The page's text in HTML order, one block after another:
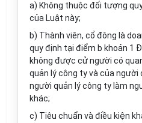
a) Không thuộc đối tượng
của Luật này;
b) Thành viên, cổ đông là
quy định tại điểm b khoản 1
không được cử người có
quản lý công ty và của
người quản lý công ty làm
khác;
c) Tiêu chuẩn và điều kiện